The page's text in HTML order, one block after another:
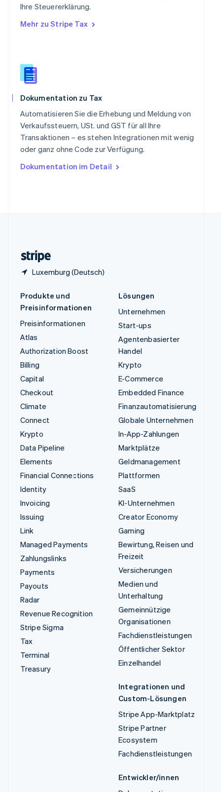
Ihre Steuererklärung.
Mehr zu Stripe Tax
Dokumentation zu Tax
Automatisieren Sie die Erhebung und Meldung von
Verkaufssteuern, USt. und GST für all Ihre
Transaktionen – es stehen Integrationen mit wenig
oder ganz ohne Code zur Verfügung.
Dokumentation im Detail
Luxemburg (Deutsch)
Singapur
Slowakei
Sonderverwaltungsregion Hongkong,
China
Spanien
EspañolEnglish
ไทยEnglish
Tschechische Republik
English
English
Produkte und
Preisinformationen
Preisinformationen
Atlas
Authorization Boost
Billing
Capital
Checkout
Climate
Connect
Krypto
Data Pipeline
Elements
Financial Connections
Identity
Invoicing
Issuing
Link
Managed Payments
Zahlungslinks
Payments
Payouts
Radar
Revenue Recognition
Stripe Sigma
Tax
Terminal
Treasury
Lösungen
Unternehmen
Start-ups
Agentenbasierter
Handel
Krypto
E-Commerce
Embedded Finance
Finanzautomatisierung
Globale Unternehmen
In-App-Zahlungen
Marktplätze
Geldmanagement
Plattformen
SaaS
KI-Unternehmen
Creator Economy
Gaming
Bewirtung, Reisen und
Freizeit
Versicherungen
Medien und
Unterhaltung
Gemeinnützige
Organisationen
Fachdienstleistungen
Öffentlicher Sektor
Einzelhandel
Integrationen und
Custom-Lösungen
Stripe App-Marktplatz
Stripe Partner
Ecosystem
Fachdienstleistungen
Entwickler/innen